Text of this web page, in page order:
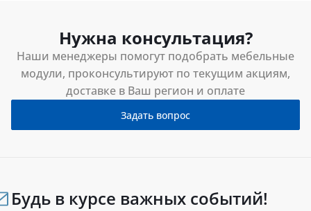
Нужна консультация?
Наши менеджеры помогут подобрать мебельные
модули, проконсультируют по текущим акциям,
доставке в Ваш регион и оплате
Задать вопрос
Будь в курсе важных событий!